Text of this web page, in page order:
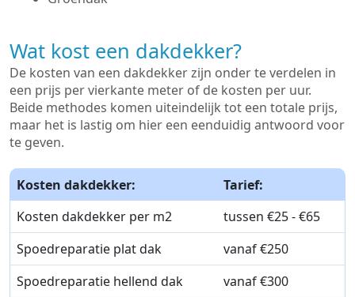
Wat kost een dakdekker?
De kosten van een dakdekker zijn onder te verdelen in
een prijs per vierkante meter of de kosten per uur.
Beide methodes komen uiteindelijk tot een totale prijs,
maar het is lastig om hier een eenduidig antwoord voor
te geven.
Kosten dakdekker:
Tarief:
Kosten dakdekker per m2
tussen €25 - €65
Spoedreparatie plat dak
vanaf €250
Spoedreparatie hellend dak
vanaf €300